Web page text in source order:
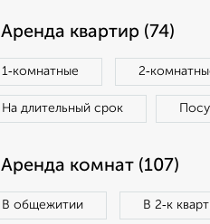
Аренда квартир (74)
1‑комнатные
На длительный срок
Аренда комнат (107)
В общежитии В 2‑к